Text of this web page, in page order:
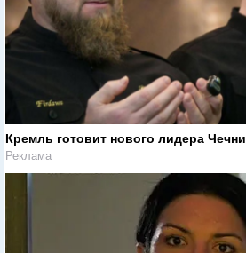
Кремль готовит нового лидера Чечни
Реклама